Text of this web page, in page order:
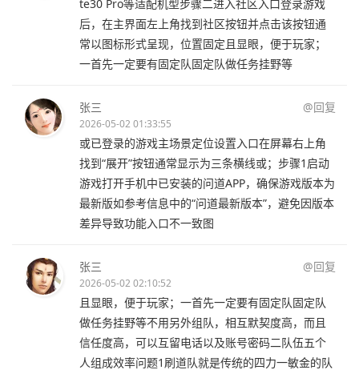
te30 Pro等适配机型步骤二进入社区入口登录游戏
后，在主界面左上角找到社区按钮并点击该按钮通
常以图标形式呈现，位置固定且显眼，便于玩家；
一首先一定要有固定队固定队做任务挂野等
张三 @回复
2026-05-02 01:33:55
或已登录的游戏主场景定位设置入口在屏幕右上角
找到“展开”按钮通常显示为三条横线或；步骤1启动
游戏打开手机中已安装的问道APP，确保游戏版本为
最新版如参考信息中的“问道最新版本”，避免因版本
差异导致功能入口不一致图
张三 @回复
2026-05-02 02:10:52
且显眼，便于玩家；一首先一定要有固定队固定队
做任务挂野等不用另外组队，相互默契度高，而且
信任度高，可以互留电话以及账号密码二队伍五个
人组成效率问题1刷道队就是传统的四力一敏金的队